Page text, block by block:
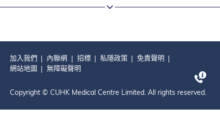
加入我們 內聯網 招標 私隱政策
免責聲明
網站地圖
無障礙聲明
Copyright © CUHK Medical Centre Limited. All rights reserved.